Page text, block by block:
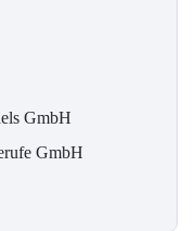
GmbH
GmbH